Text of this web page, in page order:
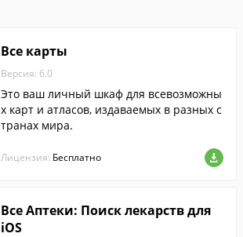
Все карты
Версия: 6.0
Это ваш личный шкаф для всевозможны
х карт и атласов, издаваемых в разных с
транах мира.
Лицензия: Бесплатно
Все Аптеки: Поиск лекарств для
iOS